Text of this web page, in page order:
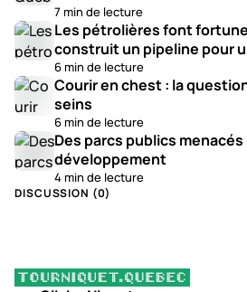
7 min de lecture
Les pétrolières font
construit un pipeline pour
6 min de lecture
Courir en chest : la
seins
6 min de lecture
Des parcs publics
développement
4 min de lecture
DISCUSSION (0)